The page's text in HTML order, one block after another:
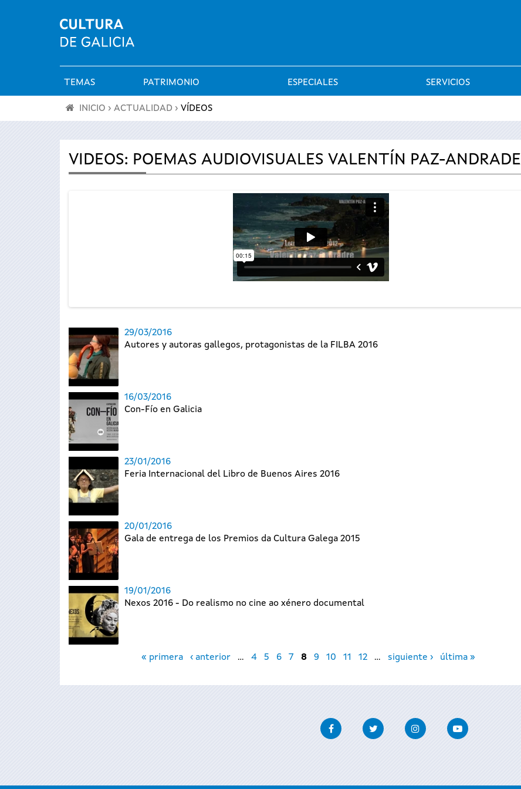
Menú
principal
TEMAS PATRIMONIO ESPECIALES SERVICIOS
encuentra
INICIO › ACTUALIDAD › VÍDEOS
VIDEOS: POEMAS AUDIOVISUALES VALENTÍN PAZ-ANDRADE
29/03/2016
Autores y autoras gallegos, protagonistas de la FILBA 2016
16/03/2016
Con-Fío en Galicia
23/01/2016
Feria Internacional del Libro de Buenos Aires 2016
20/01/2016
Gala de entrega de los Premios da Cultura Galega 2015
19/01/2016
Nexos 2016 - Do realismo no cine ao xénero documental
« primera ‹ anterior … 4 5 6 7 8 9 10 11 12 … siguiente › última »
FacebookTwitter InstagramYoutube